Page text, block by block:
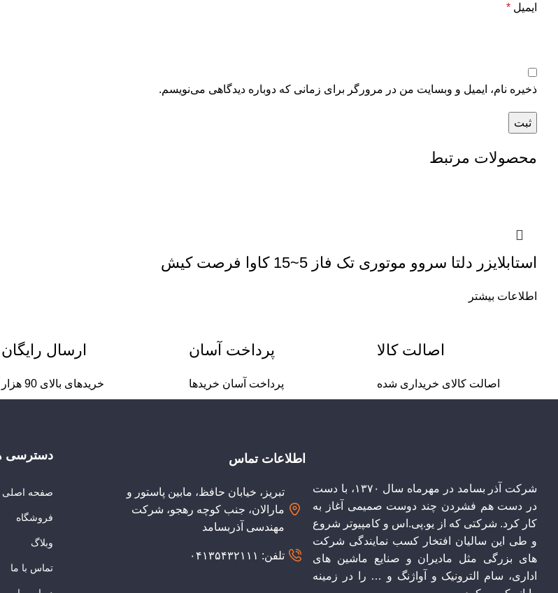
ایمیل *
ذخیره نام، ایمیل و وبسایت من در مرورگر برای زمانی که دوباره دیدگاهی می‌نویسم.
محصولات مرتبط
استابلایزر دلتا سروو موتوری تک فاز 5~15 کاوا فرصت کیش
اطلاعات بیشتر
اصالت کالا
اصالت کالای خریداری شده
پرداخت آسان
پرداخت آسان خریدها
ارسال رایگان
خریدهای بالای 90 هزار
شرکت آذر بسامد در مهرماه سال ۱۳۷۰، با دست
در دست هم فشردن ‌چند دوست صمیمی آغاز به
کار کرد. شرکتی که از یو.پی.اس و کامپیوتر شروع
و طی این سالیان افتخار کسب نمایندگی شرکت
های بزرگی مثل مادیران و صنایع ماشین های
اداری، سام الترونیک و آواژنگ و … را در زمینه
اطلاعات تماس
تبریز، خیابان حافظ، مابین پاستور و
مارالان، جنب کوچه رهجو، شرکت
مهندسی آذربسامد
تلفن: ۰۴۱۳۵۴۳۲۱۱۱
دسترسی
صفحه اصلی
فروشگاه
وبلاگ
تماس با ما